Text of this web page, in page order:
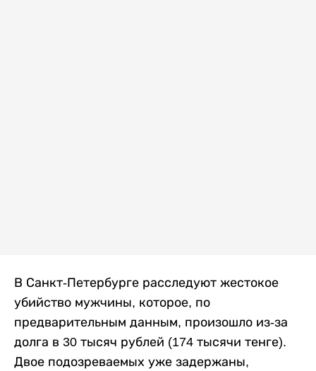
В Санкт-Петербурге расследуют жестокое
убийство мужчины, которое, по
предварительным данным, произошло из-за
долга в 30 тысяч рублей (174 тысячи тенге).
Двое подозреваемых уже задержаны,